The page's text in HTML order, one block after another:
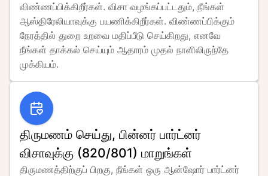
விண்ணப்பிக்கிறீர்கள். விசா வழங்கப்பட்டதும், நீங்கள்
ஆஸ்திரேலியாவுக்கு பயணிக்கிறீர்கள். விண்ணப்பிக்கும்
நேரத்தில் துறை உறவை மதிப்பீடு செய்கிறது, எனவே
நீங்கள் தாக்கல் செய்யும் ஆதாரம் முதல் நாளிலிருந்தே
முக்கியம்.
திருமணம் செய்து, பின்னர் பார்ட்னர்
விசாவுக்கு (820/801) மாறுங்கள்
திருமணத்திற்குப் பிறகு, நீங்கள் ஒரு ஆன்ஷோர் பார்ட்னர்